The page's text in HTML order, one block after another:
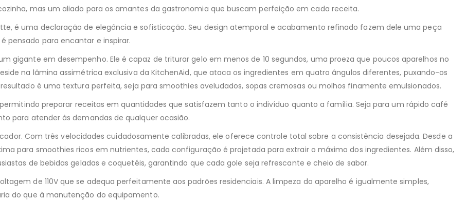
mas um aliado para os amantes da gastronomia que buscam perfeição em cada receita.
é uma declaração de elegância e sofisticação. Seu design atemporal e acabamento refinado fazem dele uma peça
pensado para encantar e inspirar.
gigante em desempenho. Ele é capaz de triturar gelo em menos de 10 segundos, uma proeza que poucos aparelhos no
na lâmina assimétrica exclusiva da KitchenAid, que ataca os ingredientes em quatro ângulos diferentes, puxando-os
é uma textura perfeita, seja para smoothies aveludados, sopas cremosas ou molhos finamente emulsionados.
preparar receitas em quantidades que satisfazem tanto o indivíduo quanto a família. Seja para um rápido café
para atender às demandas de qualquer ocasião.
Com três velocidades cuidadosamente calibradas, ele oferece controle total sobre a consistência desejada. Desde a
para smoothies ricos em nutrientes, cada configuração é projetada para extrair o máximo dos ingredientes. Além disso,
de bebidas geladas e coquetéis, garantindo que cada gole seja refrescante e cheio de sabor.
de 110V que se adequa perfeitamente aos padrões residenciais. A limpeza do aparelho é igualmente simples,
do que à manutenção do equipamento.